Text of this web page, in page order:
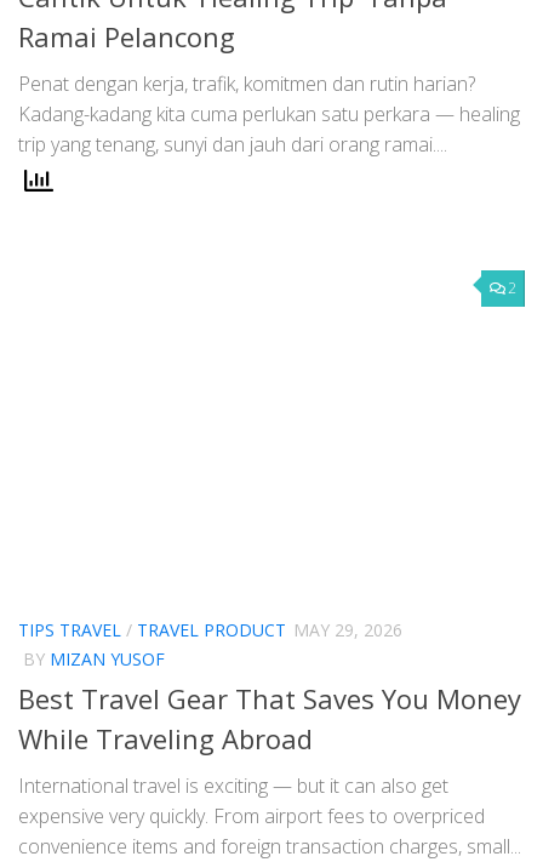
Ramai Pelancong
Penat dengan kerja, trafik, komitmen dan rutin harian?
Kadang-kadang kita cuma perlukan satu perkara — healing
trip yang tenang, sunyi dan jauh dari orang ramai....
2
TIPS TRAVEL / TRAVEL PRODUCT MAY 29, 2026
BY MIZAN YUSOF
Best Travel Gear That Saves You Money
While Traveling Abroad
International travel is exciting — but it can also get
expensive very quickly. From airport fees to overpriced
convenience items and foreign transaction charges, small...